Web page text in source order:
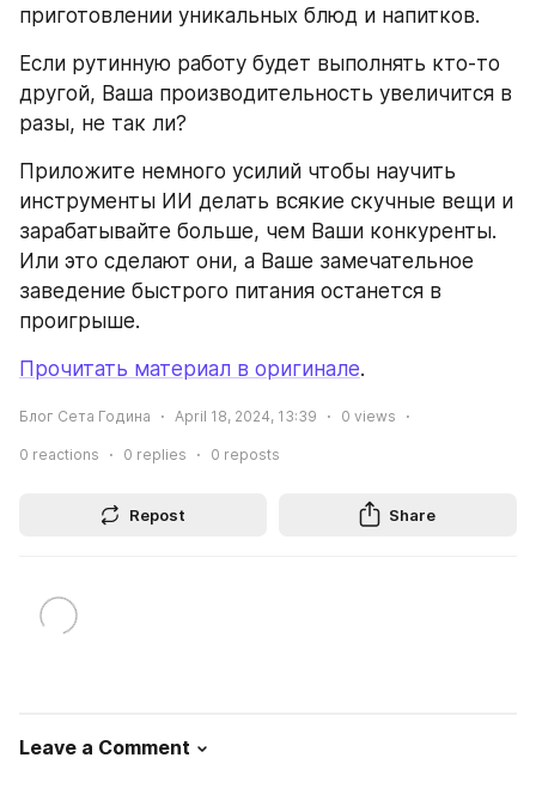
приготовлении уникальных блюд и напитков.
Если рутинную работу будет выполнять кто-то
другой, Ваша производительность увеличится в
разы, не так ли?
Приложите немного усилий чтобы научить
инструменты ИИ делать всякие скучные вещи и
зарабатывайте больше, чем Ваши конкуренты.
Или это сделают они, а Ваше замечательное
заведение быстрого питания останется в
проигрыше.
Прочитать материал в оригинале.
Блог Сета Година April 18, 2024, 13:39 0 views
0 reactions 0 replies 0 reposts
Repost Share
Leave a Comment